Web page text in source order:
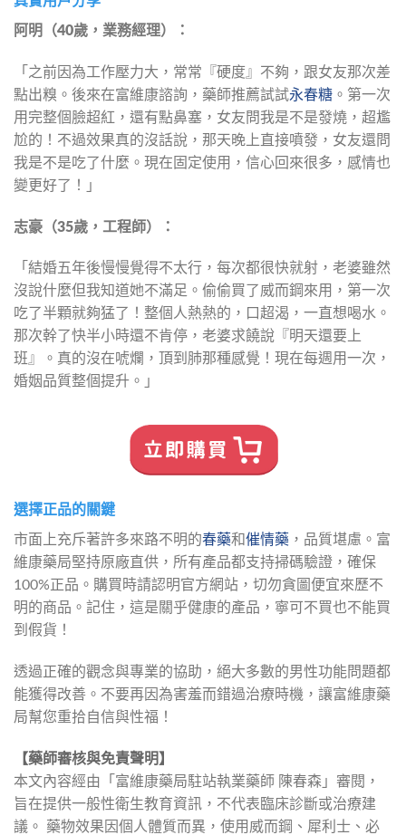
阿明（40歲，業務經理）：
「之前因為工作壓力大，常常『硬度』不夠，跟女友那次差
點出糗。後來在富維康諮詢，藥師推薦試試永春糖 。第一次
用完整個臉超紅，還有點鼻塞，女友問我是不是發燒，超尷
尬的！不過效果真的沒話說，那天晚上直接噴發，女友還問
我是不是吃了什麼。現在固定使用，信心回來很多，感情也
變更好了！」
志豪（35歲，工程師）：
「結婚五年後慢慢覺得不太行，每次都很快就射，老婆雖然
沒說什麼但我知道她不滿足。偷偷買了威而鋼來用，第一次
吃了半顆就夠猛了！整個人熱熱的，口超渴，一直想喝水。
那次幹了快半小時還不肯停，老婆求饒說『明天還要上
班』。真的沒在唬爛，頂到肺那種感覺！現在每週用一次，
婚姻品質整個提升。」
選擇正品的關鍵
市面上充斥著許多來路不明的春藥和 催情藥 ，品質堪慮。富
維康藥局堅持原廠直供，所有產品都支持掃碼驗證，確保
100%正品。購買時請認明官方網站，切勿貪圖便宜來歷不
明的商品。記住，這是關乎健康的產品，寧可不買也不能買
到假貨！
透過正確的觀念與專業的協助，絕大多數的男性功能問題都
能獲得改善。不要再因為害羞而錯過治療時機，讓富維康藥
局幫您重拾自信與性福！
【藥師審核與免責聲明】
本文內容經由「富維康藥局駐站執業藥師 陳春森」審閱，
旨在提供一般性衛生教育資訊，不代表臨床診斷或治療建
議。 藥物效果因個人體質而異，使用威而鋼、犀利士、必